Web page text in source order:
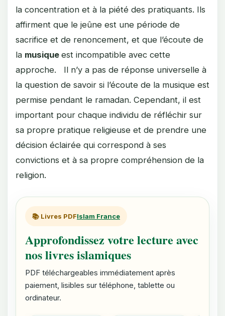
la concentration et à la piété des pratiquants. Ils
affirment que le jeûne est une période de
sacrifice et de renoncement, et que l’écoute de
la musique est incompatible avec cette
approche. Il n’y a pas de réponse universelle à
la question de savoir si l’écoute de la musique est
permise pendant le ramadan. Cependant, il est
important pour chaque individu de réfléchir sur
sa propre pratique religieuse et de prendre une
décision éclairée qui correspond à ses
convictions et à sa propre compréhension de la
religion.
📚 Livres PDFIslam France
Approfondissez votre lecture avec
nos livres islamiques
PDF téléchargeables immédiatement après
paiement, lisibles sur téléphone, tablette ou
ordinateur.